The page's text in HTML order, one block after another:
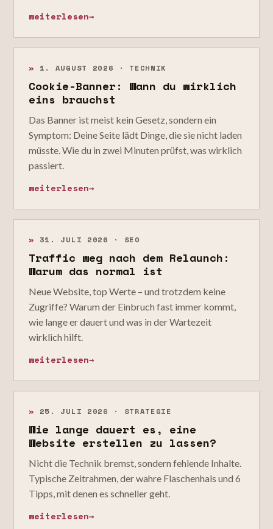
weiterlesen→
» 1. AUGUST 2026 · TECHNIK
Cookie-Banner: Wann du wirklich
eins brauchst
Das Banner ist meist kein Gesetz, sondern ein
Symptom: Deine Seite lädt Dinge, die sie nicht laden
müsste. Wie du in zwei Minuten prüfst, was wirklich
passiert.
weiterlesen→
» 31. JULI 2026 · SEO
Traffic weg nach dem Relaunch:
Warum das normal ist
Neue Website, top Werte – und trotzdem keine
Zugriffe? Warum der Einbruch fast immer kommt,
wie lange er dauert und was in der Wartezeit
wirklich hilft.
weiterlesen→
» 25. JULI 2026 · STRATEGIE
Wie lange dauert es, eine
Website erstellen zu lassen?
Nicht die Technik bremst, sondern fehlende Inhalte.
Typische Zeitrahmen, der wahre Flaschenhals und 6
Tipps, mit denen es schneller geht.
weiterlesen→